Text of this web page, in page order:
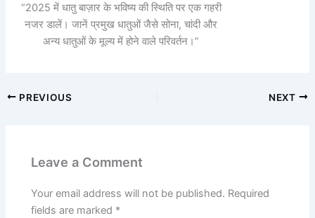
“2025 में धातु बाज़ार के भविष्य की स्थिति पर एक गहरी
नजर डालें। जानें प्रमुख धातुओं जैसे सोना, चांदी और
अन्य धातुओं के मूल्य में होने वाले परिवर्तन।”
PREVIOUS NEXT
Leave a Comment
Your email address will not be published. Required
fields are marked *